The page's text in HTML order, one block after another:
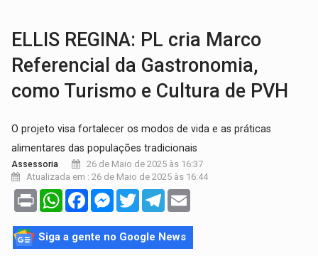
ELLIS REGINA: PL cria Marco
Referencial da Gastronomia,
como Turismo e Cultura de PVH
O projeto visa fortalecer os modos de vida e as práticas
alimentares das populações tradicionais
Assessoria
26 de Maio de 2025 às 16:37
Atualizada em : 26 de Maio de 2025 às 16:44
Print WhatsAppFacebookMessenger
TwitterTelegram
Siga a gente no Google News